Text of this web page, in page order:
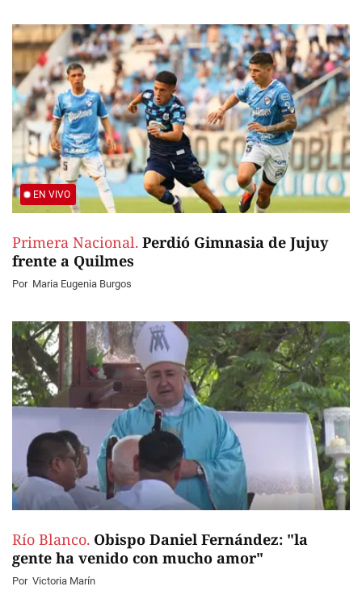
EN VIVO
Primera Nacional. Perdió Gimnasia de Jujuy
frente a Quilmes
Por Maria Eugenia Burgos
Río Blanco. Obispo Daniel Fernández: "la
gente ha venido con mucho amor"
Por Victoria Marín